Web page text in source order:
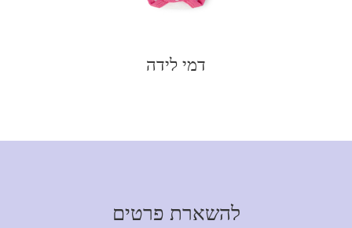
דמי לידה
להשארת פרטים